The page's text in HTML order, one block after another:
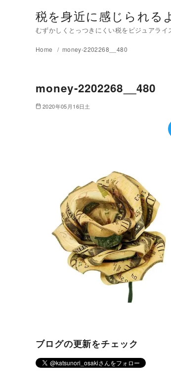
税を身近に感じられる
むずかしくとっつきにくい税をビジュアラ
Home money-2202268__480
money-2202268__480
2020年05月16日土
ブログの更新をチェック